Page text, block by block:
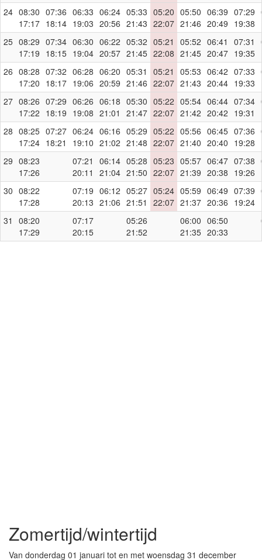
24 08:30
17:17
07:36
18:14
06:33
19:03
06:24
20:56
05:33
21:43
05:20
22:07
05:50
21:46
06:39
20:49
07:29
19:38
25 08:29
17:19
07:34
18:15
06:30
19:04
06:22
20:57
05:32
21:45
05:21
22:08
05:52
21:45
06:41
20:47
07:31
19:35
26 08:28
17:20
07:32
18:17
06:28
19:06
06:20
20:59
05:31
21:46
05:21
22:07
05:53
21:43
06:42
20:44
07:33
19:33
27 08:26
17:22
07:29
18:19
06:26
19:08
06:18
21:01
05:30
21:47
05:22
22:07
05:54
21:42
06:44
20:42
07:34
19:31
28 08:25
17:24
07:27
18:21
06:24
19:10
06:16
21:02
05:29
21:48
05:22
22:07
05:56
21:40
06:45
20:40
07:36
19:28
29 08:23
17:26
07:21
20:11
06:14
21:04
05:28
21:50
05:23
22:07
05:57
21:39
06:47
20:38
07:38
19:26
30 08:22
17:28
07:19
20:13
06:12
21:06
05:27
21:51
05:24
22:07
05:59
21:37
06:49
20:36
07:39
19:24
31
08:20
17:29
07:17
20:15
05:26
21:52
06:00
21:35
06:50
20:33
Zomertijd/wintertijd
Van donderdag 01 januari tot en met woensdag 31 december